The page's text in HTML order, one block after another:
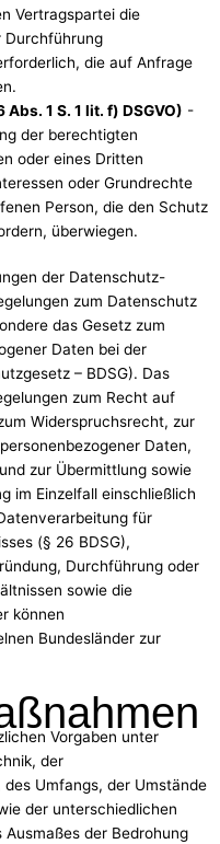
Vertragspartei die
Durchführung
die auf Anfrage
1 S. 1 lit. f) DSGVO) -
der berechtigten
oder eines Dritten
oder Grundrechte
Person, die den Schutz
überwiegen.
der Datenschutz-
zum Datenschutz
das Gesetz zum
Daten bei der
– BDSG). Das
zum Recht auf
Widerspruchsrecht, zur
Daten,
zur Übermittlung sowie
im Einzelfall einschließlich
für
(§ 26 BDSG),
Durchführung oder
sowie die
können
Bundesländer zur
Vorgaben unter
der
Umfangs, der Umstände
der unterschiedlichen
der Bedrohung